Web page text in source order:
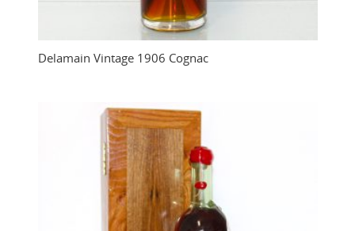
Delamain Vintage 1906 Cognac